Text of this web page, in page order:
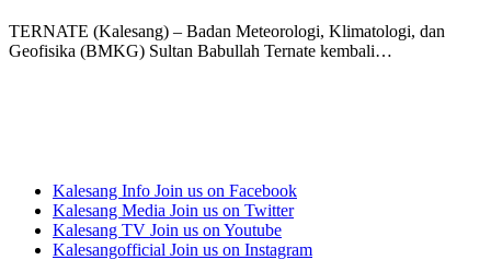
TERNATE (Kalesang) – Badan Meteorologi, Klimatologi, dan
Geofisika (BMKG) Sultan Babullah Ternate kembali…
Kalesang Info Join us on Facebook
Kalesang Media Join us on Twitter
Kalesang TV Join us on Youtube
Kalesangofficial Join us on Instagram